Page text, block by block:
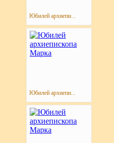
Юбилей архиепи...
Юбилей архиепи...